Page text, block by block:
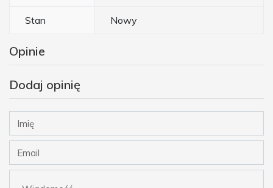
Stan Nowy
Opinie
Dodaj opinię